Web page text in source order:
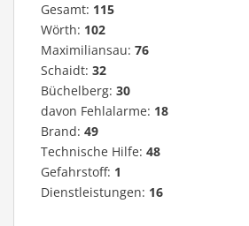
Gesamt: 115
Wörth: 102
Maximiliansau: 76
Schaidt: 32
Büchelberg: 30
davon Fehlalarme: 18
Brand: 49
Technische Hilfe: 48
Gefahrstoff: 1
Dienstleistungen: 16